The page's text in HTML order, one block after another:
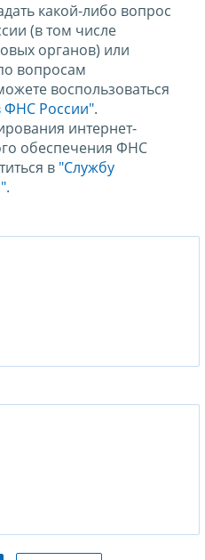
какой-либо вопрос
(в том числе
органов) или
вопросам
воспользоваться
ФНС России".
интернет-
обеспечения ФНС
в "Службу